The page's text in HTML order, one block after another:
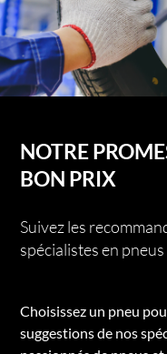
NOTRE
BON PRIX
Suivez les
spécialistes en pneus
Choisissez un pneu
suggestions de nos